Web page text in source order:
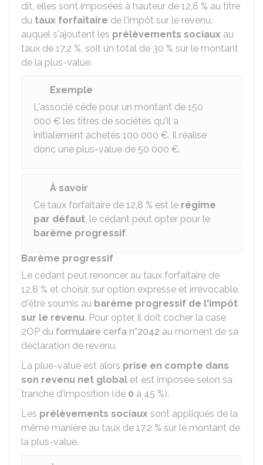
dit, elles sont imposées à hauteur de 12,8 % au titre
du taux forfaitaire de l'impôt sur le revenu,
auquel s'ajoutent les prélèvements sociaux au
taux de 17,2 %, soit un total de 30 % sur le montant
de la plus-value.
Exemple
L'associé cède pour un montant de 150
000 € les titres de sociétés qu'il a
initialement achetés 100 000 €. Il réalise
donc une plus-value de 50 000 €.
À savoir
Ce taux forfaitaire de 12,8 % est le régime
par défaut, le cédant peut opter pour le
barème progressif.
Barème progressif
Le cédant peut renoncer au taux forfaitaire de
12,8 % et choisir, sur option expresse et irrévocable,
d'être soumis au barème progressif de l'impôt
sur le revenu. Pour opter, il doit cocher la case
2OP du formulaire cerfa n°2042 au moment de sa
déclaration de revenu.
La plue-value est alors prise en compte dans
son revenu net global et est imposée selon sa
tranche d'imposition (de 0 à 45 %).
Les prélèvements sociaux sont appliqués de la
même manière au taux de 17,2 % sur le montant de
la plus-value.